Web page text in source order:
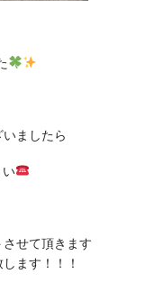
ましたら
い
せて頂きます
ます！！！